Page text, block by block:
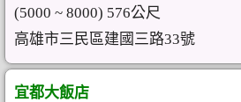
(5000 ~ 8000) 576公尺
高雄市三民區建國三路33號
宜都大飯店